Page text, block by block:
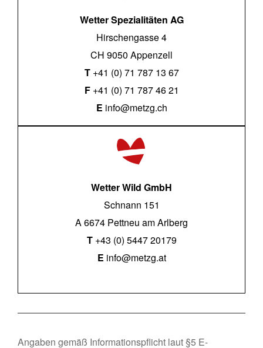
Wetter Spezialitäten AG
Hirschengasse 4
CH 9050 Appenzell
T+41 (0) 71 787 13 67
F+41 (0) 71 787 46 21
E info@metzg.ch
Wetter Wild GmbH
Schnann 151
A 6674 Pettneu am Arlberg
T+43 (0) 5447 20179
E info@metzg.at
Angaben gemäß Informationspflicht laut §5 E-